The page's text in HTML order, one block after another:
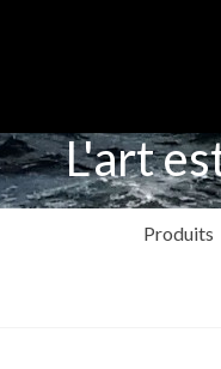
L'art
Produits